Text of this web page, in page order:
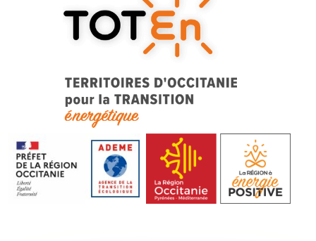
TOTEn Occitanie | Territoires
d’Occitanie pour la Transition
Energétique